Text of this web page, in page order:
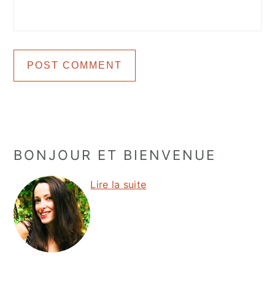
Primary
Sidebar
BONJOUR ET BIENVENUE
Lire la suite